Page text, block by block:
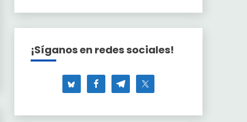
¡Síganos en redes sociales!